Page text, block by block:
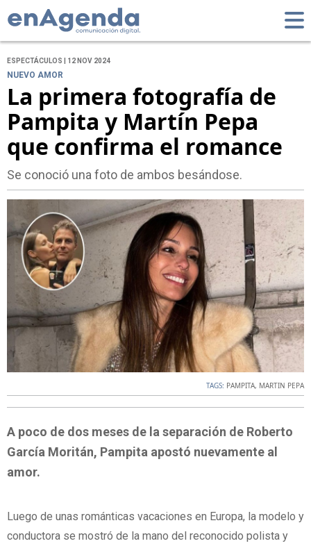
ESPECTÁCULOS | 12 NOV 2024
NUEVO AMOR
La primera fotografía de
Pampita y Martín Pepa
que confirma el romance
Se conoció una foto de ambos besándose.
TAGS: PAMPITA, MARTIN PEPA
A poco de dos meses de la separación de Roberto
García Moritán, Pampita apostó nuevamente al
amor.
Luego de unas románticas vacaciones en Europa, la modelo y
conductora se mostró de la mano del reconocido polista y